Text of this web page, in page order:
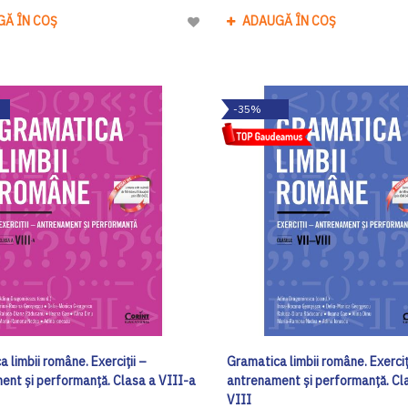
ÎN COȘ
Adaugă
Dorinte
ADAUGĂ ÎN COȘ
limbii române. Exerciții –
și performanță. Clasa a VIII-a
-35%
Gramatica limbii române.
antrenament și performanță.
VIII